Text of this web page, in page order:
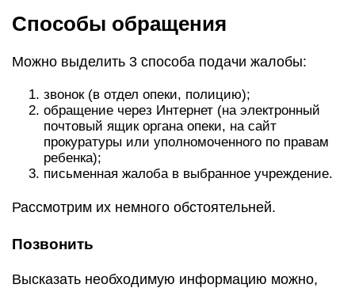
Способы обращения
Можно выделить 3 способа подачи жалобы:
звонок (в отдел опеки, полицию);
обращение через Интернет (на электронный
почтовый ящик органа опеки, на сайт
прокуратуры или уполномоченного по правам
ребенка);
письменная жалоба в выбранное учреждение.
Рассмотрим их немного обстоятельней.
Позвонить
Высказать необходимую информацию можно,